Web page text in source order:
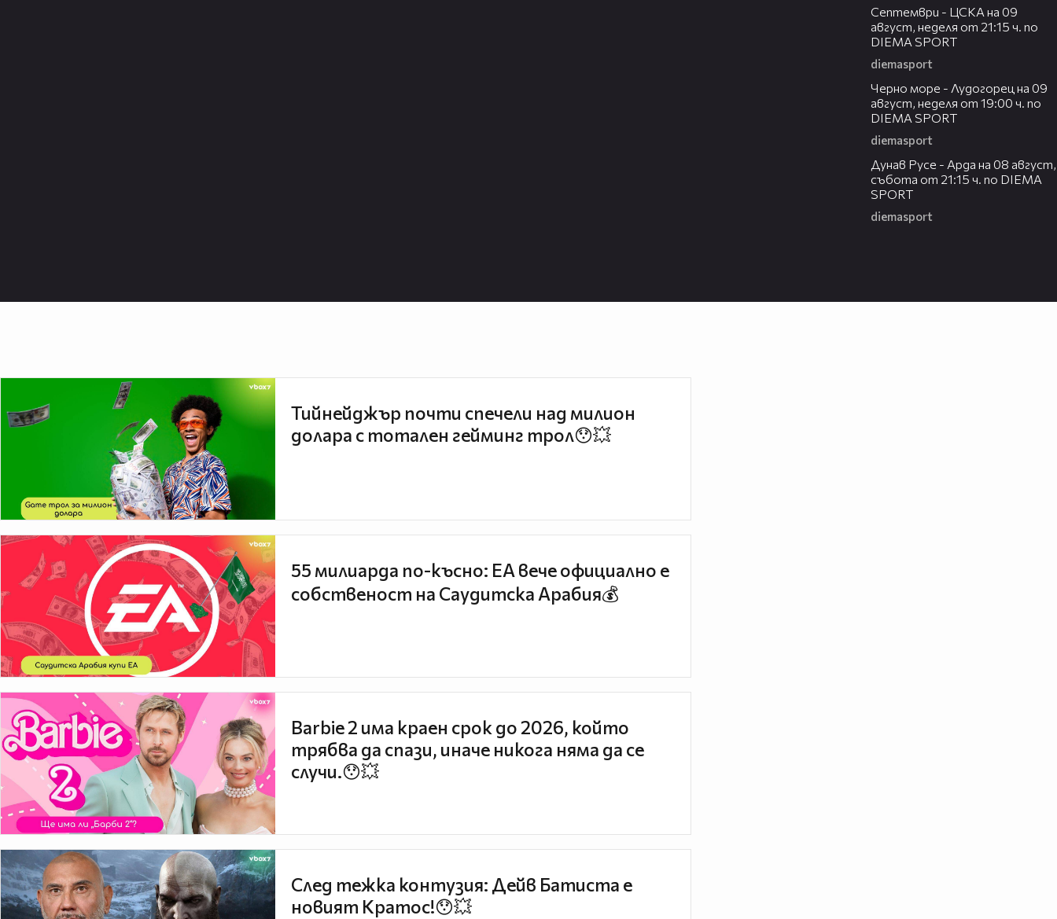
Септември - ЦСКА на 09
август, неделя от 21:15 ч. по
DIEMA SPORT
diemasport
Черно море - Лудогорец на 09
август, неделя от 19:00 ч. по
DIEMA SPORT
diemasport
Дунав Русе - Арда на 08 август,
събота от 21:15 ч. по DIEMA
SPORT
diemasport
Тийнейджър почти спечели над милион
долара с тотален гейминг трол😯💥
55 милиарда по-късно: EA вече официално е
собственост на Саудитска Арабия💰
Barbie 2 има краен срок до 2026, който
трябва да спази, иначе никога няма да се
случи.😯💥
След тежка контузия: Дейв Батиста е
новият Кратос!😯💥